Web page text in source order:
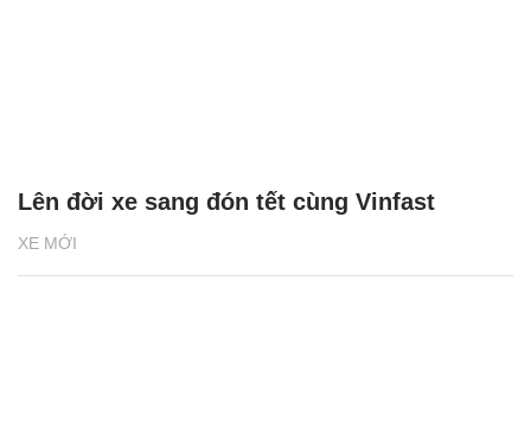
XE MỚI
Lên đời xe sang đón tết cùng Vinfast